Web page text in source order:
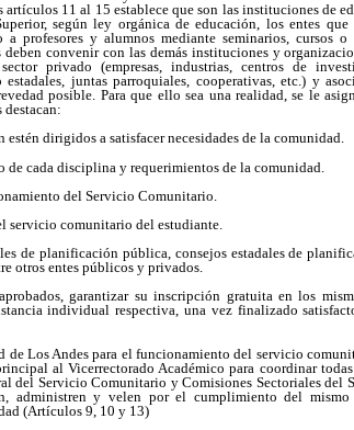
11 al 15 establece que son las instituciones de
según ley orgánica de educación, los entes
profesores y alumnos mediante seminarios, cursos
deben convenir con las demás instituciones y
privado (empresas, industrias, centros de
juntas parroquiales, cooperativas, etc.) y
posible. Para que ello sea una realidad, se le
dirigidos a satisfacer necesidades de la comunidad.
cada disciplina y requerimientos de la comunidad.
del Servicio Comunitario.
servicio comunitario del estudiante.
de planificación pública, consejos estadales de
otros entes públicos y privados.
garantizar su inscripción gratuita en los
individual respectiva, una vez finalizado
Los Andes para el funcionamiento del servicio
al Vicerrectorado Académico para coordinar
del Servicio Comunitario y Comisiones Sectoriales del
administren y velen por el cumplimiento del
(Artículos 9, 10 y 13)